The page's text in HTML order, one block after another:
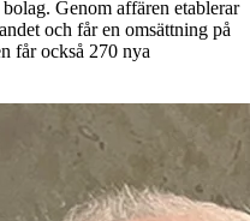
Genom affären etablerar
och får en omsättning på
får också 270 nya